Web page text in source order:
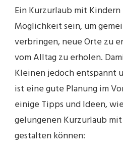
Ein Kurzurlaub mit
Möglichkeit sein, um
verbringen, neue Orte zu
vom Alltag zu erholen.
Kleinen jedoch entspannt
ist eine gute Planung im
einige Tipps und Ideen,
gelungenen Kurzurlaub
gestalten können: